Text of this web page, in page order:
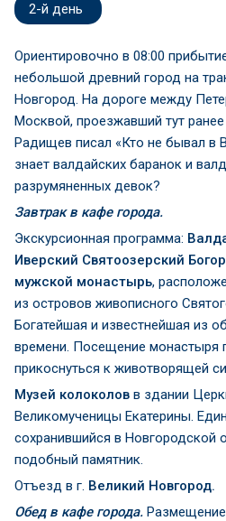
2-й день
Ориентировочно в 08:00
небольшой древний город на
Новгород. На дороге между
Москвой, проезжавший тут
Радищев писал «Кто не бывал в
знает валдайских баранок и
разрумяненных девок?
Завтрак в кафе города.
Экскурсионная программа:
Иверский Святоозерский
мужской монастырь,
из островов живописного
Богатейшая и известнейшая из
времени. Посещение монастыря
прикоснуться к животворящей
Музей колоколов в здании
Великомученицы Екатерины.
сохранившийся в Новгородской
подобный памятник.
Отъезд в г. Великий Новгород.
Обед в кафе города. Размещение